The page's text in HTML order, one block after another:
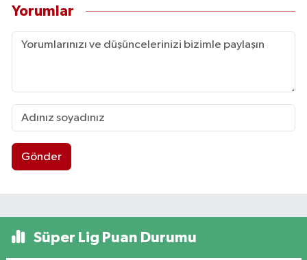
Yorumlar
Gönder
Süper Lig Puan Durumu